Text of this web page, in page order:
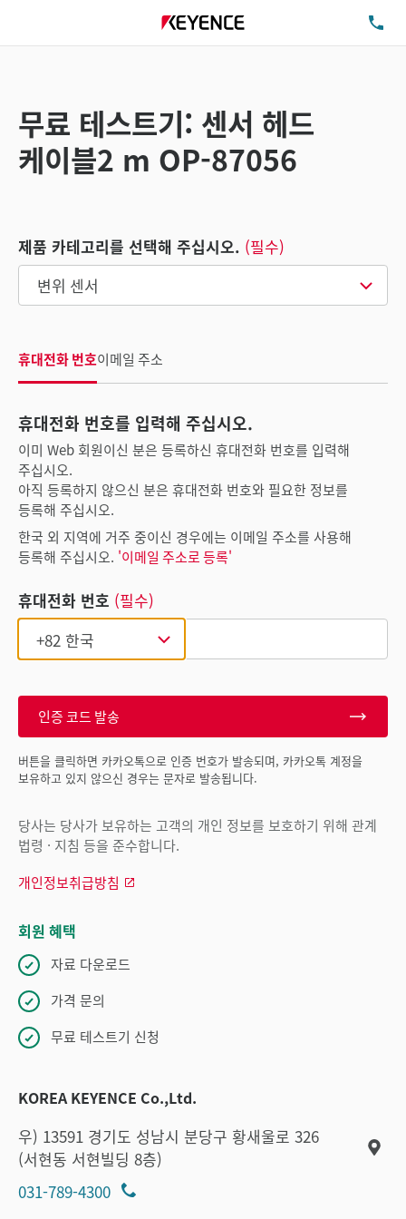
무료 테스트기: 센서 헤드
케이블2 m OP-87056
제품 카테고리를 선택해 주십시오. (필수)
휴대전화 번호이메일 주소
휴대전화 번호를 입력해 주십시오.
이미 Web 회원이신 분은 등록하신 휴대전화 번호를 입력해
주십시오.
아직 등록하지 않으신 분은 휴대전화 번호와 필요한 정보를
등록해 주십시오.
한국 외 지역에 거주 중이신 경우에는 이메일 주소를 사용해
등록해 주십시오. '이메일 주소로 등록'
휴대전화 번호 (필수)
인증 코드 발송
버튼을 클릭하면 카카오톡으로 인증 번호가 발송되며, 카카오톡 계정을
보유하고 있지 않으신 경우는 문자로 발송됩니다.
당사는 당사가 보유하는 고객의 개인 정보를 보호하기 위해 관계
법령 · 지침 등을 준수합니다.
개인정보취급방침
회원 혜택
자료 다운로드
가격 문의
무료 테스트기 신청
KOREA KEYENCE Co.,Ltd.
우) 13591 경기도 성남시 분당구 황새울로 326
(서현동 서현빌딩 8층)
031-789-4300